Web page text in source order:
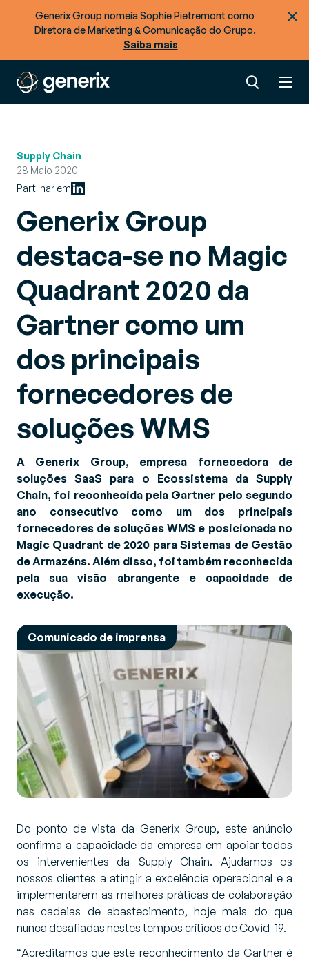
Generix Group nomeia Sophie Pietremont como
Diretora de Marketing & Comunicação do Grupo.
Saiba mais
Supply Chain
28 Maio 2020
Partilhar em
Generix Group
destaca-se no Magic
Quadrant 2020 da
Gartner como um
dos principais
fornecedores de
soluções WMS
A Generix Group, empresa fornecedora de
soluções SaaS para o Ecossistema da Supply
Chain, foi reconhecida pela Gartner pelo segundo
ano consecutivo como um dos principais
fornecedores de soluções WMS e posicionada no
Magic Quadrant de 2020 para Sistemas de Gestão
de Armazéns. Além disso, foi também reconhecida
pela sua visão abrangente e capacidade de
execução.
Comunicado de imprensa
Do ponto de vista da Generix Group, este anúncio
confirma a capacidade da empresa em apoiar todos
os intervenientes da Supply Chain. Ajudamos os
nossos clientes a atingir a excelência operacional e a
implementarem as melhores práticas de colaboração
nas cadeias de abastecimento, hoje mais do que
nunca desafiadas nestes tempos críticos de Covid-19.
“Acreditamos que este reconhecimento da Gartner é